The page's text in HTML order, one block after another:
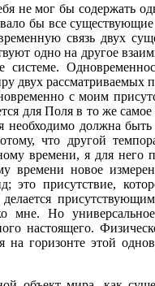
не мог бы содержать
бы все
временную связь двух
одно на другое
двух
с моим
для Поля в то же
необходимо должна
что другой
времени, я для
времени новое
это присутствие,
мне. Но
настоящего.
на горизонте этой